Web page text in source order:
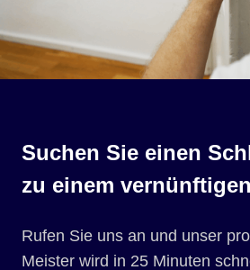
Suchen Sie einen
zu einem
Rufen Sie uns an und unser
Meister wird in 25 Minuten